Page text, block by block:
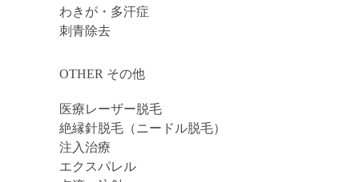
わきが・多汗症
刺青除去
OTHER その他
医療レーザー脱毛
絶縁針脱毛（ニードル脱毛）
注入治療
エクスパレル